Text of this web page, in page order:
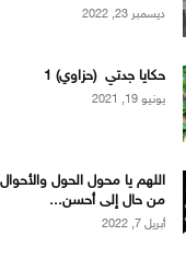
ديسمبر 23, 2022
حكايا جدتي (حزاوي) 1
يونيو 19, 2021
اللهم يا محول الحول
من حال إلى أحسن...
أبريل 7, 2022